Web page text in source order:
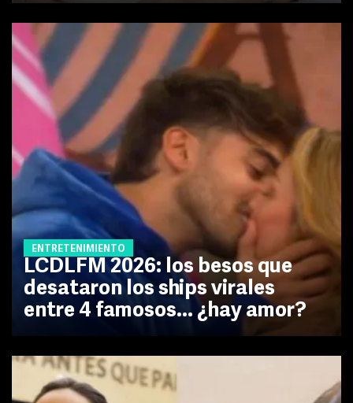
ENTRETENIMIENTO
LCDLFM 2026: los besos que
desataron los ships virales
entre 4 famosos... ¿hay amor?